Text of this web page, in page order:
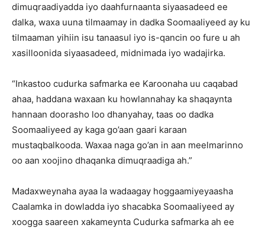
dimuqraadiyadda iyo daahfurnaanta siyaasadeed ee
dalka, waxa uuna tilmaamay in dadka Soomaaliyeed ay ku
tilmaaman yihiin isu tanaasul iyo is-qancin oo fure u ah
xasilloonida siyaasadeed, midnimada iyo wadajirka.
“Inkastoo cudurka safmarka ee Karoonaha uu caqabad
ahaa, haddana waxaan ku howlannahay ka shaqaynta
hannaan doorasho loo dhanyahay, taas oo dadka
Soomaaliyeed ay kaga go’aan gaari karaan
mustaqbalkooda. Waxaa naga go’an in aan meelmarinno
oo aan xoojino dhaqanka dimuqraadiga ah.”
Madaxweynaha ayaa la wadaagay hoggaamiyeyaasha
Caalamka in dowladda iyo shacabka Soomaaliyeed ay
xoogga saareen xakameynta Cudurka safmarka ah ee